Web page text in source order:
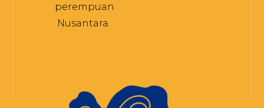
perempuan
Nusantara.